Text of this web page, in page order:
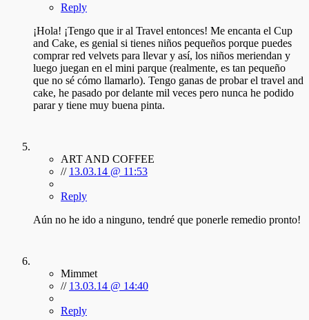
Reply
¡Hola! ¡Tengo que ir al Travel entonces! Me encanta el Cup
and Cake, es genial si tienes niños pequeños porque puedes
comprar red velvets para llevar y así, los niños meriendan y
luego juegan en el mini parque (realmente, es tan pequeño
que no sé cómo llamarlo). Tengo ganas de probar el travel and
cake, he pasado por delante mil veces pero nunca he podido
parar y tiene muy buena pinta.
ART AND COFFEE
// 13.03.14 @ 11:53
Reply
Aún no he ido a ninguno, tendré que ponerle remedio pronto!
Mimmet
// 13.03.14 @ 14:40
Reply